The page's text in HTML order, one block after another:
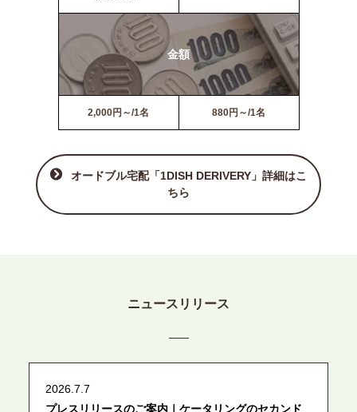
金額
2,000円～/1名 880円～/1名
オードブル宅配「1DISH DERIVERY」詳細はこ
ちら
ニュースリリース
2026.7.7
プレスリリースのご案内｜ケータリングのセカンド